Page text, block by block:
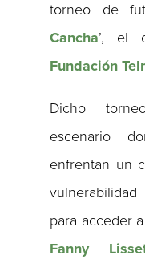
torneo de
Cancha’, el
Fundación
Dicho
escenario
enfrentan un
para acceder
Fanny